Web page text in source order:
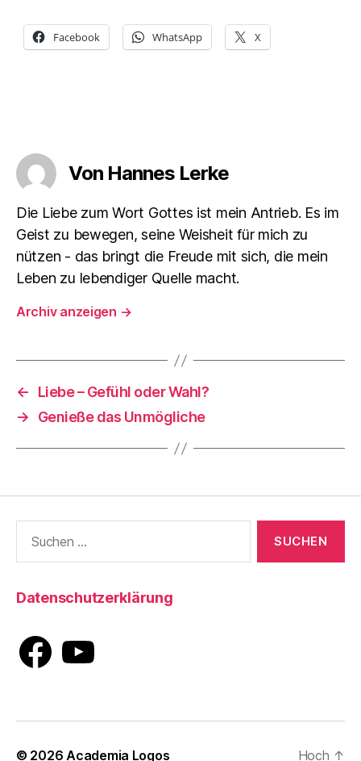
Facebook WhatsApp X
Von Hannes Lerke
Die Liebe zum Wort Gottes ist mein Antrieb. Es im
Geist zu bewegen, seine Weisheit für mich zu
nützen - das bringt die Freude mit sich, die mein
Leben zu lebendiger Quelle macht.
Archiv anzeigen →
←
Liebe – Gefühl oder Wahl?
→
Genieße das Unmögliche
nach:
Datenschutzerklärung
FacebookYouTube
© 2026Academia Logos Hoch ↑